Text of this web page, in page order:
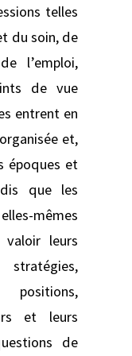
telles
du soin, de
l’emploi,
de vue
entrent en
et,
époques et
que les
mêmes
leurs
et leurs
de